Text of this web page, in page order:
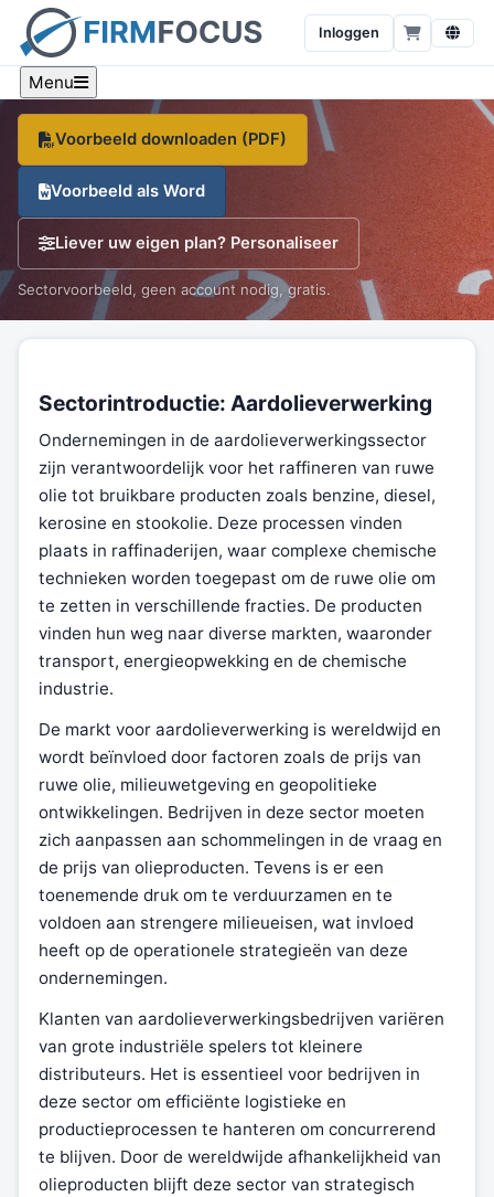
Inloggen
Menu
aardolieverwerking
Een sector-specifiek voorbeeld, branche-cijfers en een
gratis sjabloon, op één pagina.
Voorbeeld downloaden (PDF)
Voorbeeld als Word
Liever uw eigen plan? Personaliseer
Sectorvoorbeeld, geen account nodig, gratis.
Sectorintroductie: Aardolieverwerking
Ondernemingen in de aardolieverwerkingssector
zijn verantwoordelijk voor het raffineren van ruwe
olie tot bruikbare producten zoals benzine, diesel,
kerosine en stookolie. Deze processen vinden
plaats in raffinaderijen, waar complexe chemische
technieken worden toegepast om de ruwe olie om
te zetten in verschillende fracties. De producten
vinden hun weg naar diverse markten, waaronder
transport, energieopwekking en de chemische
industrie.
De markt voor aardolieverwerking is wereldwijd en
wordt beïnvloed door factoren zoals de prijs van
ruwe olie, milieuwetgeving en geopolitieke
ontwikkelingen. Bedrijven in deze sector moeten
zich aanpassen aan schommelingen in de vraag en
de prijs van olieproducten. Tevens is er een
toenemende druk om te verduurzamen en te
voldoen aan strengere milieueisen, wat invloed
heeft op de operationele strategieën van deze
ondernemingen.
Klanten van aardolieverwerkingsbedrijven variëren
van grote industriële spelers tot kleinere
distributeurs. Het is essentieel voor bedrijven in
deze sector om efficiënte logistieke en
productieprocessen te hanteren om concurrerend
te blijven. Door de wereldwijde afhankelijkheid van
olieproducten blijft deze sector van strategisch